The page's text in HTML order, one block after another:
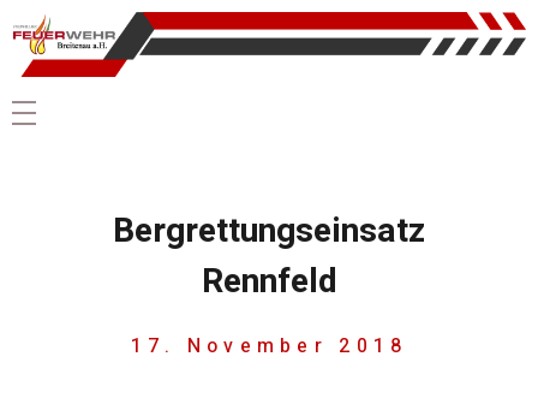
Bergrettungseinsatz
Rennfeld
17. November 2018